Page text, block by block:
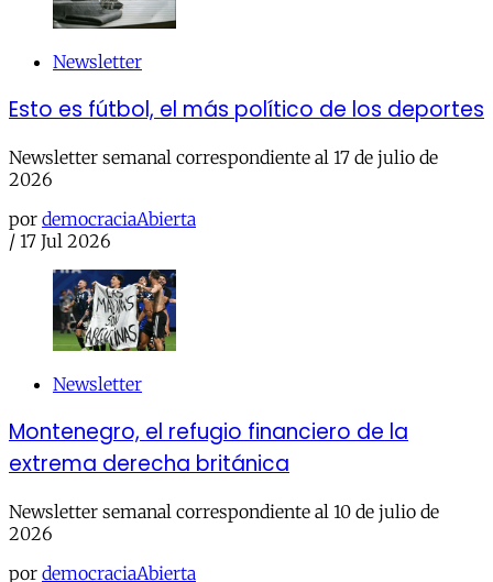
Newsletter
Esto es fútbol, el más político de los deportes
Newsletter semanal correspondiente al 17 de julio de
2026
por democraciaAbierta
/ 17 Jul 2026
Newsletter
Montenegro, el refugio financiero de la
extrema derecha británica
Newsletter semanal correspondiente al 10 de julio de
2026
por democraciaAbierta